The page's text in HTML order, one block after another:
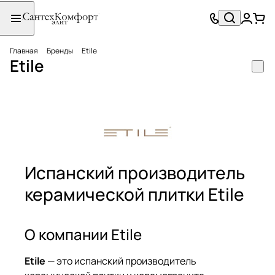
Главная Бренды Etile
Etile
Испанский производитель
керамической плитки Etile
О компании Etile
Etile — это испанский производитель